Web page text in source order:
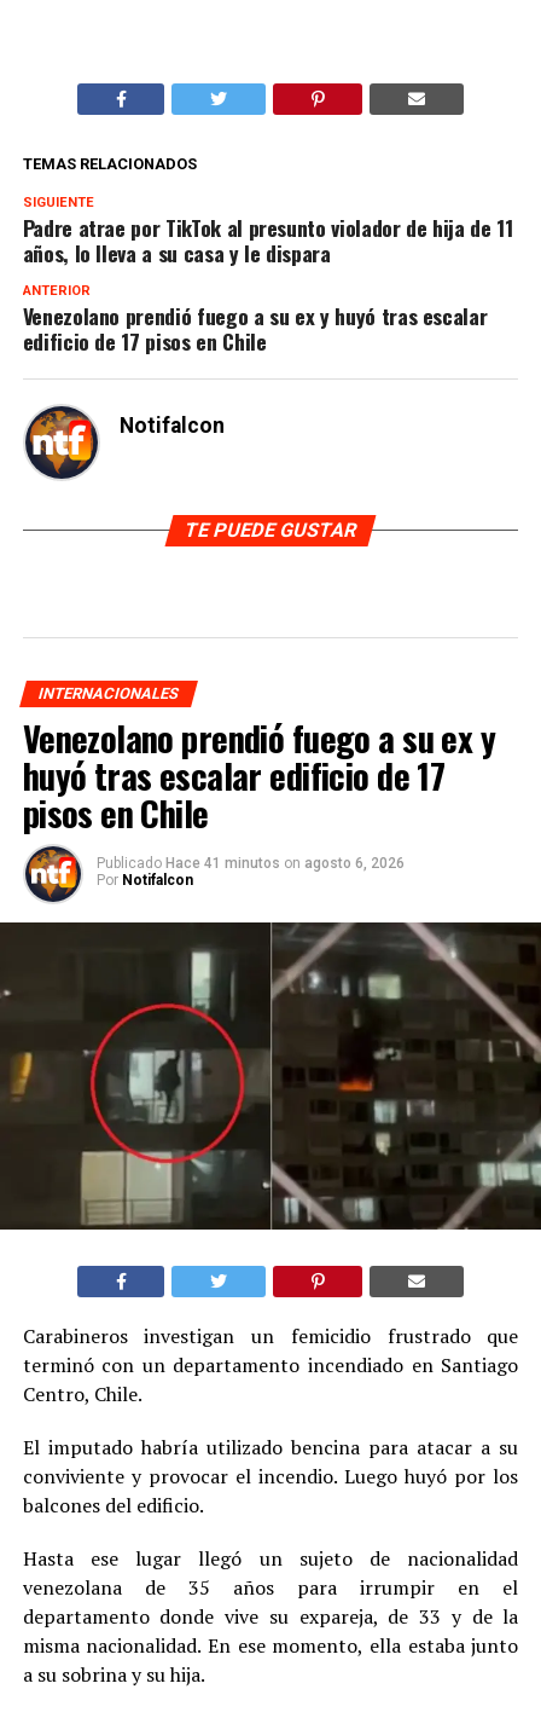
TEMAS RELACIONADOS
SIGUIENTE
Padre atrae por TikTok al presunto violador de hija de 11
años, lo lleva a su casa y le dispara
ANTERIOR
Venezolano prendió fuego a su ex y huyó tras escalar
edificio de 17 pisos en Chile
Notifalcon
TE PUEDE GUSTAR
INTERNACIONALES
Venezolano prendió fuego a su ex y
huyó tras escalar edificio de 17
pisos en Chile
Publicado Hace 41 minutos on agosto 6, 2026
Por Notifalcon
Carabineros investigan un femicidio frustrado que
terminó con un departamento incendiado en Santiago
Centro, Chile.
El imputado habría utilizado bencina para atacar a su
conviviente y provocar el incendio. Luego huyó por los
balcones del edificio.
Hasta ese lugar llegó un sujeto de nacionalidad
venezolana de 35 años para irrumpir en el
departamento donde vive su expareja, de 33 y de la
misma nacionalidad. En ese momento, ella estaba junto
a su sobrina y su hija.